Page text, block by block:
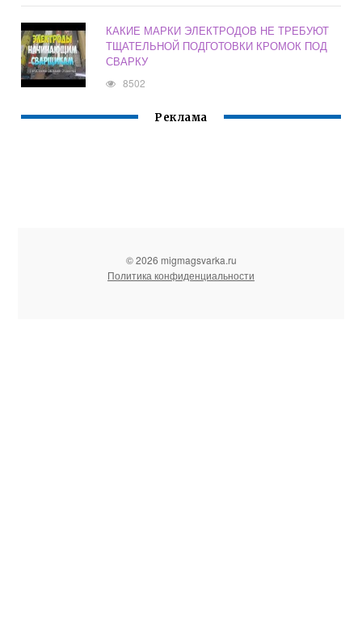
КАКИЕ МАРКИ ЭЛЕКТРОДОВ НЕ ТРЕБУЮТ
ТЩАТЕЛЬНОЙ ПОДГОТОВКИ КРОМОК ПОД
СВАРКУ
8502
Реклама
© 2026 migmagsvarka.ru
Политика конфиденциальности